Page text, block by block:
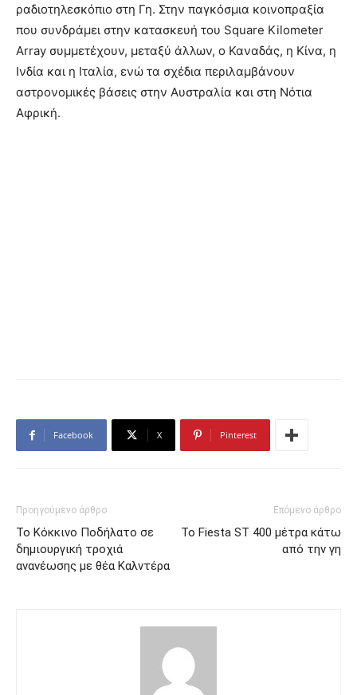
ραδιοτηλεσκόπιο στη Γη. Στην παγκόσμια κοινοπραξία
που συνδράμει στην κατασκευή του Square Kilometer
Array συμμετέχουν, μεταξύ άλλων, ο Καναδάς, η Κίνα, η
Ινδία και η Ιταλία, ενώ τα σχέδια περιλαμβάνουν
αστρονομικές βάσεις στην Αυστραλία και στη Νότια
Αφρική.
Facebook X Pinterest
Προηγούμενο άρθρο
Το Κόκκινο Ποδήλατο σε
δημιουργική τροχιά
ανανέωσης με θέα Καλντέρα
Επόμενο άρθρο
Το Fiesta ST 400 μέτρα κάτω
από την γη